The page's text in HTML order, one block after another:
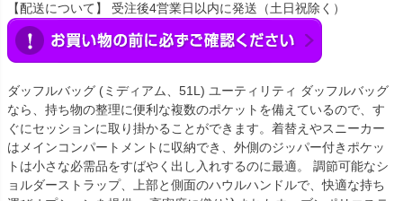
【配送について】 受注後4営業日以内に発送（土日祝除く）
ダッフルバッグ (ミディアム、51L) ユーティリティ ダッフルバッグ
なら、持ち物の整理に便利な複数のポケットを備えているので、す
ぐにセッションに取り掛かることができます。着替えやスニーカー
はメインコンパートメントに収納でき、外側のジッパー付きポケッ
トは小さな必需品をすばやく出し入れするのに最適。 調節可能なシ
ョルダーストラップ、上部と側面のハウルハンドルで、快適な持ち